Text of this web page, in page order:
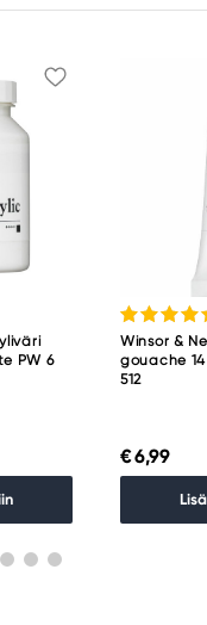
PW 6
Winsor &
gouache
512
€ 6,99